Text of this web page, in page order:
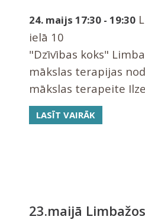
24. maijs 17:30 - 19:30
ielā 10
"Dzīvības koks"
mākslas terapijas
mākslas terapeite
LASĪT VAIRĀK
23.maijā